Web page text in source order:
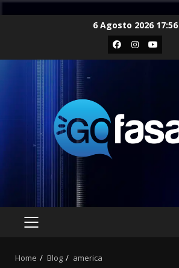
6 Agosto 2026 17:56
Facebook
Instagram
Youtube
PRIMARY
Home Blog america